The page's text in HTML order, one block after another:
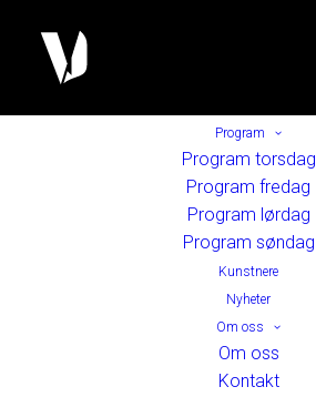
Program
Program torsdag
Program fredag
Program lørdag
Program søndag
Kunstnere
Nyheter
Om oss
Om oss
Kontakt